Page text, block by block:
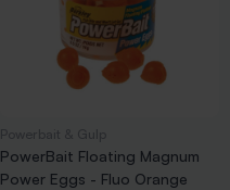
PowerBait Floating Magnum
Power Eggs - Fluo Orange